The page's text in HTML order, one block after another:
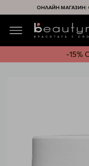
ОНЛАЙН МАГАЗИН:
-15%